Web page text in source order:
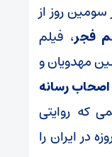
سومین روز از
فجر، فیلم
مهدویان و
اصحاب رسانه
که روایتی
از یکی از حوادث جنگ ۱۲ روزه در ایران را